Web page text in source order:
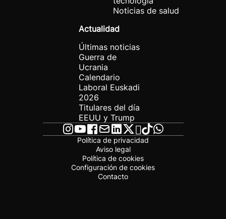
Noticias de salud
Actualidad
Últimas noticias
Guerra de
Ucrania
Calendario
Laboral Euskadi
2026
Titulares del día
EEUU y Trump
Política de privacidad
Aviso legal
Política de cookies
Configuración de cookies
Contacto